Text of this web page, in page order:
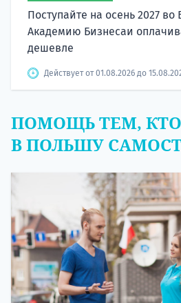
Поступайте на осень 2027
Академию Бизнесаи
дешевле
Действует от 01.08.2026 до
ПОМОЩЬ ТЕМ,
В ПОЛЬШУ